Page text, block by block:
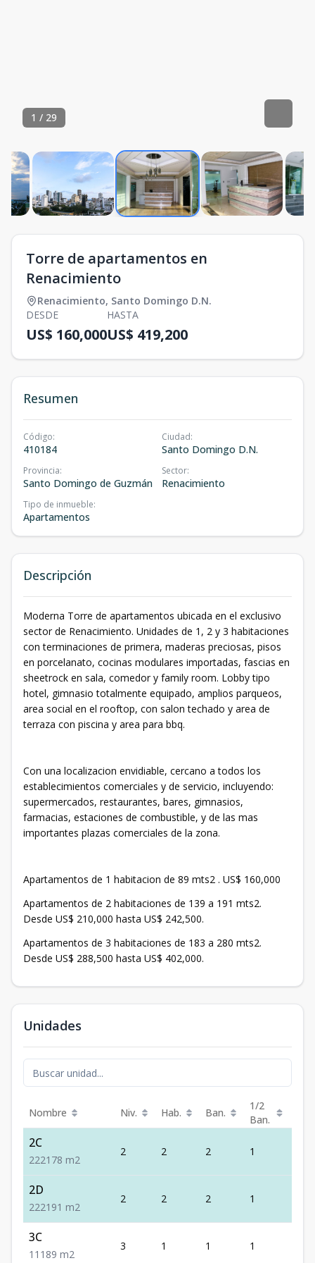
1 / 29
Torre de apartamentos en
Renacimiento
Renacimiento, Santo Domingo D.N.
DESDE
US$ 160,000
HASTA
US$ 419,200
Resumen
Código:
410184
Ciudad:
Santo Domingo D.N.
Provincia:
Santo Domingo de Guzmán
Sector:
Renacimiento
Tipo de inmueble:
Apartamentos
Descripción
Moderna Torre de apartamentos ubicada en el exclusivo
sector de Renacimiento. Unidades de 1, 2 y 3 habitaciones
con terminaciones de primera, maderas preciosas, pisos
en porcelanato, cocinas modulares importadas, fascias en
sheetrock en sala, comedor y family room. Lobby tipo
hotel, gimnasio totalmente equipado, amplios parqueos,
area social en el rooftop, con salon techado y area de
terraza con piscina y area para bbq.
Con una localizacion envidiable, cercano a todos los
establecimientos comerciales y de servicio, incluyendo:
supermercados, restaurantes, bares, gimnasios,
farmacias, estaciones de combustible, y de las mas
importantes plazas comerciales de la zona.
Apartamentos de 1 habitacion de 89 mts2 . US$ 160,000
Apartamentos de 2 habitaciones de 139 a 191 mts2.
Desde US$ 210,000 hasta US$ 242,500.
Apartamentos de 3 habitaciones de 183 a 280 mts2.
Desde US$ 288,500 hasta US$ 402,000.
Unidades
Nombre Niv. Hab. Ban.
1/2
Ban.
2C
222178 m2
2 2 2 1
2D
222191 m2
2 2 2 1
3C
1 1 1 89 m2
3 1 1 1